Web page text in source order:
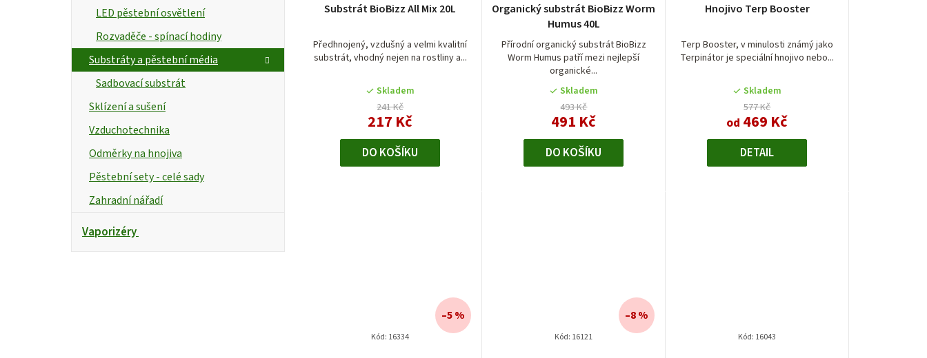
LED pěstební osvětlení
Rozvaděče - spínací hodiny
Substráty a pěstební média
Sadbovací substrát
Sklízení a sušení
Vzduchotechnika
Odměrky na hnojiva
Pěstební sety - celé sady
Zahradní nářadí
Vaporizéry
Substrát BioBizz All Mix 20L
Předhnojený, vzdušný a velmi kvalitní
substrát, vhodný nejen na rostliny a...
Skladem
241 Kč
217 Kč
DO KOŠÍKU
Organický substrát BioBizz Worm
Humus 40L
Přírodní organický substrát BioBizz
Worm Humus patří mezi nejlepší
organické...
Skladem
493 Kč
491 Kč
DO KOŠÍKU
Hnojivo Terp Booster
Terp Booster, v minulosti známý jako
Terpinátor je speciální hnojivo nebo...
Skladem
577 Kč
od 469 Kč
DETAIL
–5 %
Kód: 16334
–8 %
Kód: 16121 Kód: 16043